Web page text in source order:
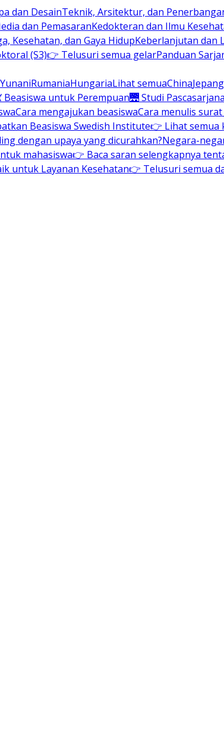
dan DesainTeknik, Arsitektur, dan
dan PemasaranKedokteran dan Ilmu
Kesehatan, dan Gaya HidupKeberlanjutan dan
(S3)👉 Telusuri semua gelarPanduan
YunaniRumaniaHungariaLihat semuaChinaJepang
Beasiswa untuk Perempuan🌉 Studi
Cara mengajukan beasiswaCara menulis
Beasiswa Swedish Institute👉 Lihat semua
dengan upaya yang dicurahkan?Negara-
mahasiswa👉 Baca saran selengkapnya
untuk Layanan Kesehatan👉 Telusuri semua